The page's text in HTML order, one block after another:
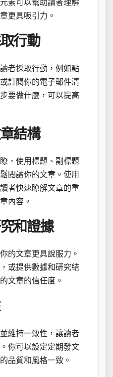
素可以幫助讀者理解
更具吸引力。
行動
者採取行動，例如點
訂閱你的電子郵件清
要做什麼，可以提高
結構
，使用標題、副標題
閱讀你的文章。使用
者快速瞭解文章的重
內容。
和證據
的文章更具說服力。
或提供數據和研究結
文章的信任度。
維持一致性，讓讀者
你可以設定定期發文
品質和風格一致。